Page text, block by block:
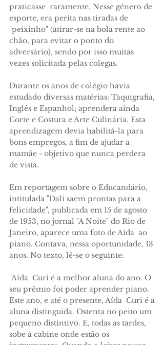
praticasse raramente. Nesse gênero de
esporte, era perita nas tiradas de
"peixinho" (atirar-se na bola rente ao
chão, para evitar o ponto do
adversário), sendo por isso muitas
vezes solicitada pelas colegas.
Durante os anos de colégio havia
estudado di­versas matérias: Taquigrafia,
Inglês e Espanhol; aprendera ainda
Corte e Costura e Arte Culinária. Esta
aprendizagem devia habilitá-la para
bons em­pregos, a fim de ajudar a
mamãe - objetivo que nun­ca perdera
de vista.
Em reportagem sobre o Educandário,
intitulada "Dali saem prontas para a
felicidade", publicada em 15 de agosto
de 1953, no jornal "A Noite" do Rio de
Janeiro, aparece uma foto de Aída ao
piano. Conta­va, nessa oportunidade, 13
anos. No texto, lê-se o seguinte:
"Aída Curi é a melhor aluna do ano. O
seu prêmio foi poder aprender piano.
Este ano, e até o presente, Aída Curi é a
aluna distinguida. Ostenta no peito um
pequeno distintivo. E, todas as tardes,
sobe à cabine onde estão os